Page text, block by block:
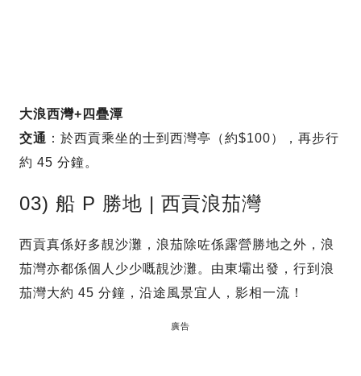
大浪西灣+四疊潭
交通 ：於西貢乘坐的士到西灣亭（約$100），再步行
約 45 分鐘。
03) 船 P 勝地 | 西貢浪茄灣
西貢真係好多靚沙灘，浪茄除咗係露營勝地之外，浪
茄灣亦都係個人少少嘅靚沙灘。由東壩出發，行到浪
茄灣大約 45 分鐘，沿途風景宜人，影相一流！
廣告